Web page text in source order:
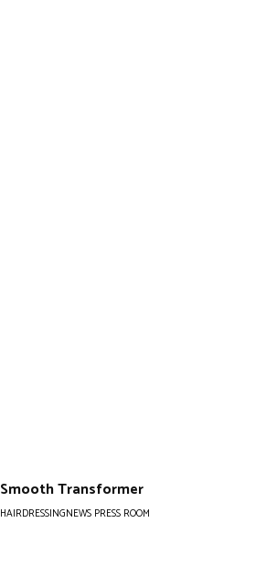
Smooth Transformer
HAIRDRESSINGNEWS PRESS ROOM